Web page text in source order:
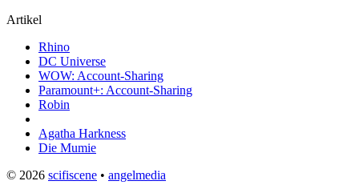
Artikel
Rhino
DC Universe
WOW: Account-Sharing
Paramount+: Account-Sharing
Robin
Agatha Harkness
Die Mumie
© 2026 scifiscene • angelmedia